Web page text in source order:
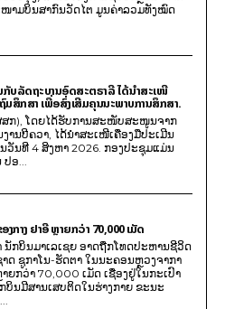
າມບິນສາກົນວັດໄຕ ມູນຄ່າລວມທັງໝົດ
ບລັດຖະບານອົດສະຕຣາລີ ໄດ້ນຳສະເໜີ
ມສຶກສາ ເພື່ອສົ່ງເສີມຄຸນນະພາບການສຶກສາ.
ສກ), ໂດຍໄດ້ຮັບການສະໜັບສະໜູນຈາກ
ນບີຄວາ, ໄດ້ນຳສະເໜີເຄື່ອງມືປະເມີນ
ວັນທີ 4 ສິງຫາ 2026. ກອງປະຊຸມແມ່ນ
ປອ...
ກາງ ຢາອີ ຫຼາຍກວ່າ 70,000 ເມັດ
ນັກບິນມາເລເຊຍ ອາດຖືກໂທດປະຫານຊີວິດ
ຊູກາໂນ-ຮັດຕາ ໃນນະຄອນຫຼວງຈາກາ
ຍກວ່າ 70,000 ເມັດ ເຊື່ອງຢູ່ໃນກະເປົາ
ບິນມີສານເສບຕິດໃນຮ່າງກາຍ ຂະນະ